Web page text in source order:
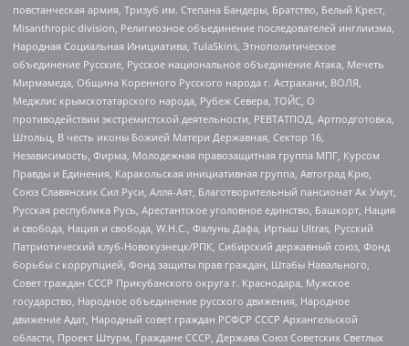
повстанческая армия, Тризуб им. Степана Бандеры, Братство, Белый Крест,
Misanthropic division, Религиозное объединение последователей инглиизма,
Народная Социальная Инициатива, TulaSkins, Этнополитическое
объединение Русские, Русское национальное объединение Атака, Мечеть
Мирмамеда, Община Коренного Русского народа г. Астрахани, ВОЛЯ,
Меджлис крымскотатарского народа, Рубеж Севера, ТОЙС, О
противодействии экстремистской деятельности, РЕВТАТПОД, Артподготовка,
Штольц, В честь иконы Божией Матери Державная, Сектор 16,
Независимость, Фирма, Молодежная правозащитная группа МПГ, Курсом
Правды и Единения, Каракольская инициативная группа, Автоград Крю,
Союз Славянских Сил Руси, Алля-Аят, Благотворительный пансионат Ак Умут,
Русская республика Русь, Арестантское уголовное единство, Башкорт, Нация
и свобода, Нация и свобода, W.H.С., Фалунь Дафа, Иртыш Ultras, Русский
Патриотический клуб-Новокузнецк/РПК, Сибирский державный союз, Фонд
борьбы с коррупцией, Фонд защиты прав граждан, Штабы Навального,
Совет граждан СССР Прикубанского округа г. Краснодара, Мужское
государство, Народное объединение русского движения, Народное
движение Адат, Народный совет граждан РСФСР СССР Архангельской
области, Проект Штурм, Граждане СССР, Держава Союз Советских Светлых